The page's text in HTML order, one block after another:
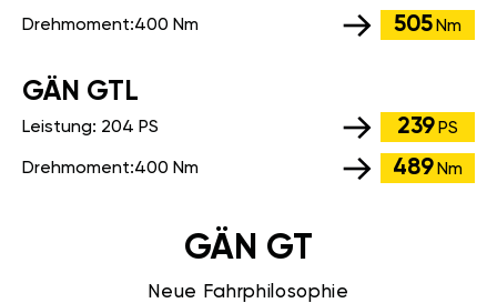
Drehmoment:400 Nm 505 Nm
GÄN GTL
Leistung: 204 PS 239 PS
Drehmoment:400 Nm 489 Nm
GÄN GT
Neue Fahrphilosophie